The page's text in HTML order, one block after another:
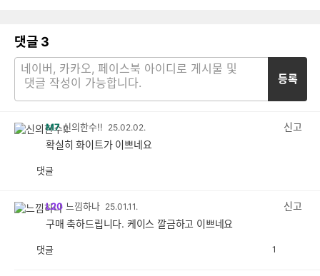
댓글 3
등록
M7 신의한수!! 25.02.02.
신고
확실히 화이트가 이쁘네요
댓글
L20 느낌하나 25.01.11.
신고
구매 축하드립니다. 케이스 깔금하고 이쁘네요
댓글 1